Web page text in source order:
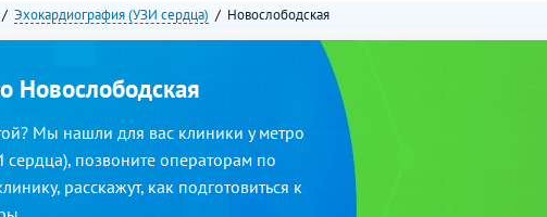
Эхокардиография (УЗИ сердца) Новослободская
Новослободская
Мы нашли для вас клиники у метро
позвоните операторам по
расскажут, как подготовиться к